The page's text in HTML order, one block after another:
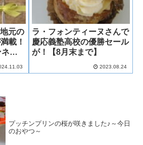
元の
載！
ル
ラ・フォンティーヌさんで
慶応義塾高校の優勝セール
が！【8月末まで】
2023.08.24
プッチンプリンの桜が咲きました♪～今日
のおやつ～